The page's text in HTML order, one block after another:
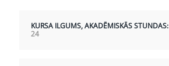
KURSA ILGUMS, AKADĒMISKĀS STUNDAS:
24